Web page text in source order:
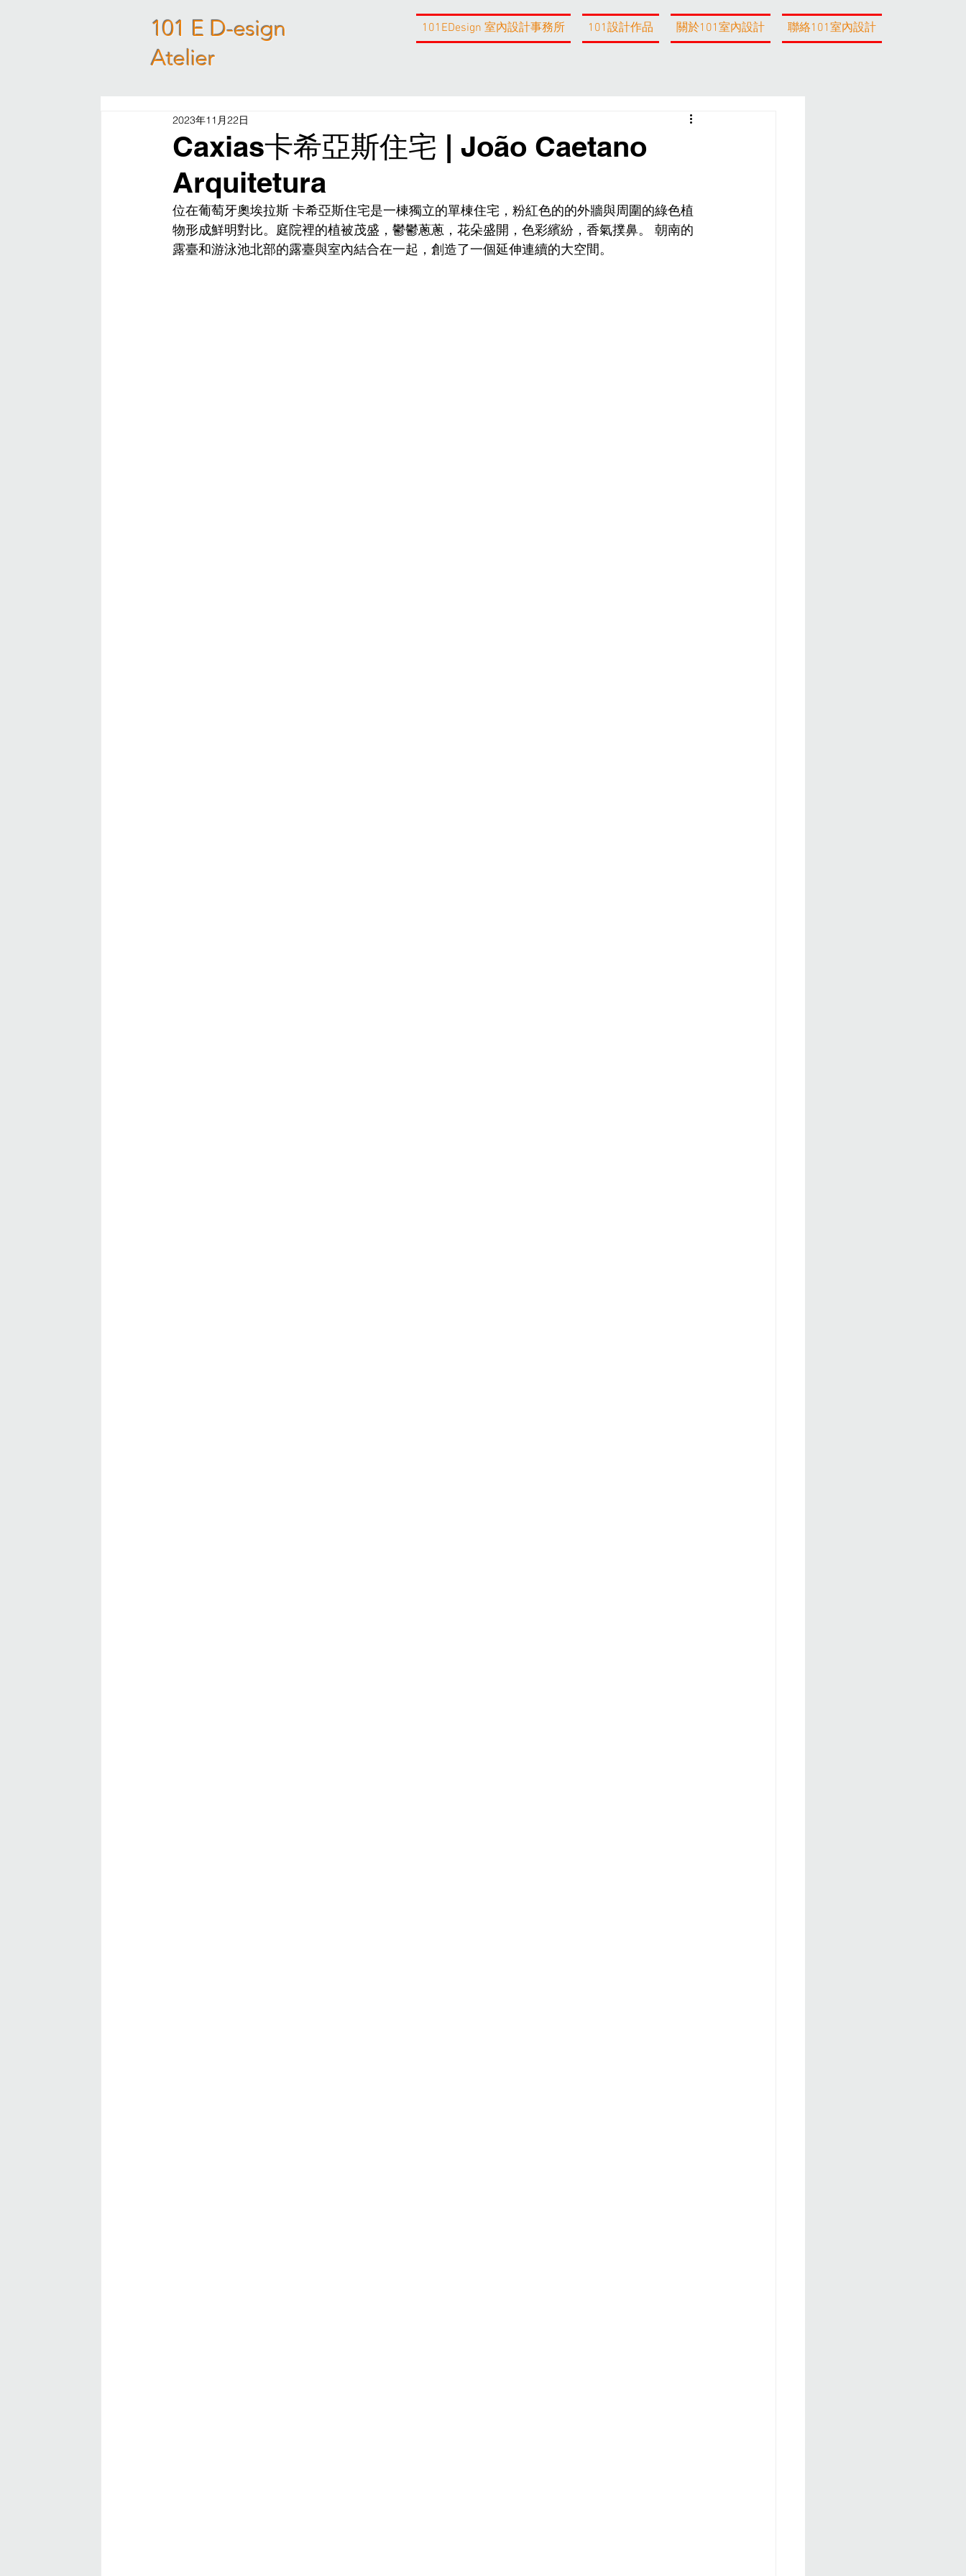
101 E D-esign
Atelier
101EDesign 室內設計事務所 101設計作品 關於101室內設計 聯絡101室內設計
Caxias卡希亞斯住宅 | João Caetano
Arquitetura
2023年11月22日
位在葡萄牙奧埃拉斯 卡希亞斯住宅是一棟獨立的單棟住宅，粉紅色的的外牆與周圍的綠色植
物形成鮮明對比。庭院裡的植被茂盛，鬱鬱蔥蔥，花朵盛開，色彩繽紛，香氣撲鼻。 朝南的
露臺和游泳池北部的露臺與室內結合在一起，創造了一個延伸連續的大空間。